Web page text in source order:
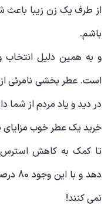
از طرف یک زن زیبا باعث
باشم.
و به همین دلیل انتخاب
است. عطر بخشی نامرئی
در دید و یاد مردم از شما
خرید یک عطر خوب مزایای
تا کمک به کاهش استرس
دهد و
نمی کنند!